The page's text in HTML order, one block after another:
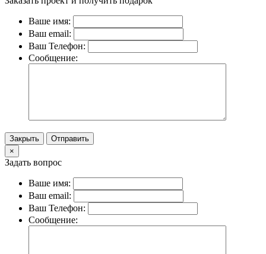
Ваше имя:
Ваш email:
Ваш Телефон:
Сообщение:
Закрыть
Отправить
×
Задать вопрос
Ваше имя:
Ваш email:
Ваш Телефон:
Сообщение: